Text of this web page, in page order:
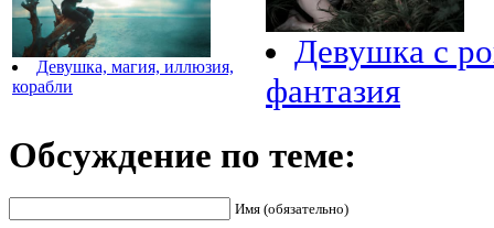
Девушка, магия, иллюзия,
корабли
Девушка с
фантазия
Обсуждение по теме:
Имя (обязательно)